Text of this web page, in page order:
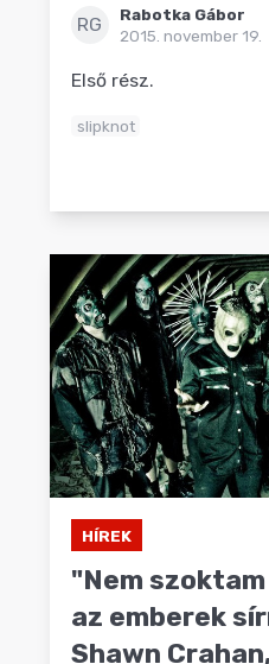
RG
Rabotka Gábor
2015. november 19.
Első rész.
slipknot
HÍREK
"Nem
az emberek
Shawn